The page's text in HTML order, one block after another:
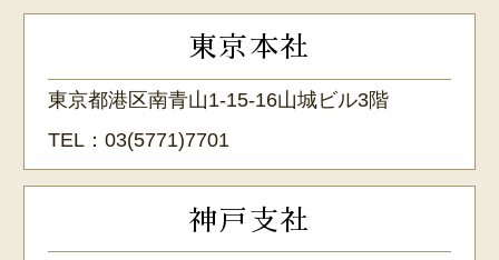
東京本社
東京都港区南青山1-15-16山城ビル3階
TEL：03(5771)7701
神戸支社